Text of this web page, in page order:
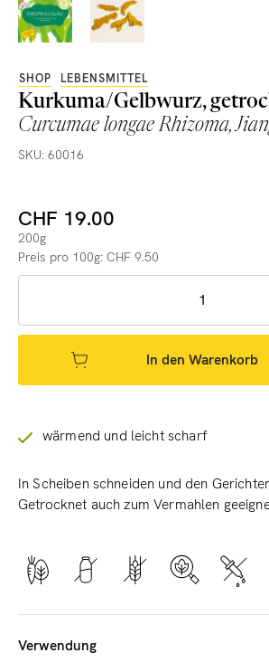
SHOP LEBENSMITTEL
Kurkuma/Gelbwurz,
Curcumae longae Rhizoma,
SKU: 60016
CHF 19.00
200g
Preis pro 100g: CHF 9.50
In den Warenkorb
wärmend und leicht scharf
In Scheiben schneiden und den
Getrocknet auch zum Vermahlen
Verwendung